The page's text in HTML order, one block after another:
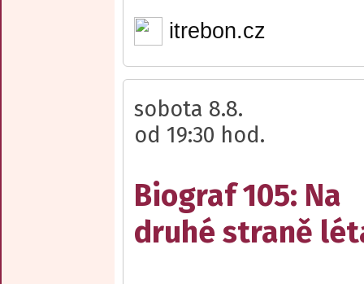
itrebon.cz
sobota 8.8.
od 19:30 hod.
Biograf 105: Na
druhé straně